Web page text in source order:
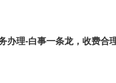
办理-白事一条龙，收费合